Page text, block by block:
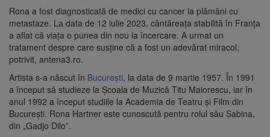
Rona a fost diagnosticată de medici cu cancer la plămâni cu
metastaze. La data de 12 iulie 2023, cântăreața stabilită în Franța
a aflat că viața o punea din nou la încercare. A urmat un
tratament despre care susține că a fost un adevărat miracol,
potrivit, antena3.ro.
Artista s-a născut în București, la data de 9 martie 1957. În 1991
a început să studieze la Școala de Muzică Titu Maiorescu, iar în
anul 1992 a început studiile la Academia de Teatru și Film din
București. Rona Hartner este cunoscută pentru rolul său Sabina,
din „Gadjo Dilo”.